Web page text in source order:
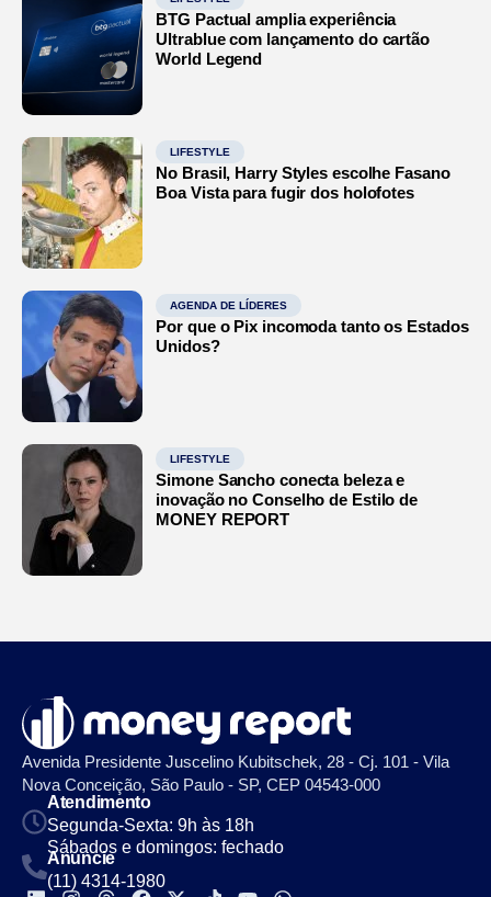
BTG Pactual amplia experiência
Ultrablue com lançamento do cartão
World Legend
LIFESTYLE
No Brasil, Harry Styles escolhe Fasano
Boa Vista para fugir dos holofotes
AGENDA DE LÍDERES
Por que o Pix incomoda tanto os Estados
Unidos?
LIFESTYLE
Simone Sancho conecta beleza e
inovação no Conselho de Estilo de
MONEY REPORT
Avenida Presidente Juscelino Kubitschek, 28 - Cj. 101 - Vila
Nova Conceição, São Paulo - SP, CEP 04543-000
Atendimento
Segunda-Sexta: 9h às 18h
Sábados e domingos: fechado
Anuncie
(11) 4314-1980